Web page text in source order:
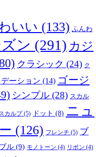
いい (133) ふんわ
ン (291) カジ
クラシック (24) ク
ーション (14) ゴージ
シンプル (28) スカル
カルプ(5) ドット (8) ニュ
(126) フレンチ (5) ブ
ル (9) モノトーン (4) リボン (4)